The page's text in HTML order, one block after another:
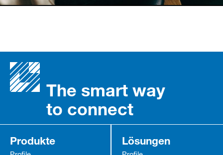
The smart way
to connect
Produkte Lösungen